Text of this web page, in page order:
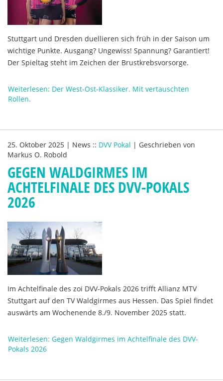
Stuttgart und Dresden duellieren sich früh in der Saison um
wichtige Punkte. Ausgang? Ungewiss! Spannung? Garantiert!
Der Spieltag steht im Zeichen der Brustkrebsvorsorge.
Weiterlesen: Der West-Ost-Klassiker. Mit vertauschten
Rollen.
25. Oktober 2025 | News :: DVV Pokal | Geschrieben von
Markus O. Robold
GEGEN WALDGIRMES IM
ACHTELFINALE DES DVV-POKALS
2026
Im Achtelfinale des zoi DVV-Pokals 2026 trifft Allianz MTV
Stuttgart auf den TV Waldgirmes aus Hessen. Das Spiel findet
auswärts am Wochenende 8./9. November 2025 statt.
Weiterlesen: Gegen Waldgirmes im Achtelfinale des DVV-
Pokals 2026